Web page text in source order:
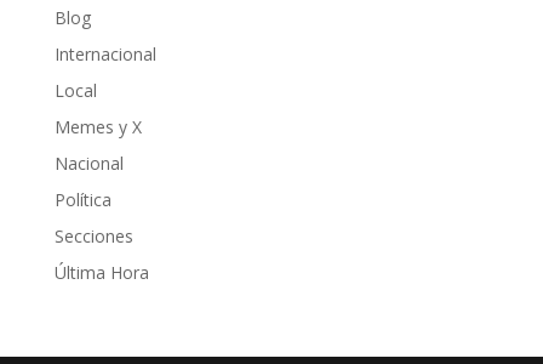
Blog
Internacional
Local
Memes y X
Nacional
Política
Secciones
Última Hora